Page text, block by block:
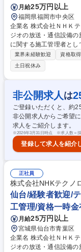
月給25万円以上
福岡県福岡市中央区
企業名 株式会社ＮＨＫテクノロジーズ 求人名
ジオの放送・通信設備の施工管理/資
に関する施工管理者と
す。（複数を御担当い
の業務はございません。 ・テレビ/ラジオの放送送信/通信設備のメンテナ
ンス ・テレビ/ラジオの
施工管理 ・テレビ放送
同受信施設やケーブル
・諸官庁等の無線シス
工事/無線設備利用/無線
グ 募集職種 福岡/経験者歓迎/テレビ・ラジオの放送・通信設備の施工管理/
資格一時金有
業界未経験歓迎 資格取
土日祝休み
非公開求人 は
ご登録いただくと、約
非公開求人からご希望
求人をご紹介します。
※2026年3月31日時点 ※求人数＝
登録して求人を紹介
正社員
株式会社NHKテクノ
仙台/経験者歓迎/
工管理/資格一時
月給25万円以上
宮城県仙台市青葉区
企業名 株式会社ＮＨＫテクノロジーズ 求人名
ジオの放送・通信設備の施工管理/資